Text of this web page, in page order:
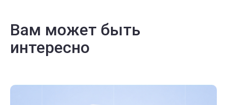
Вам может быть
интересно